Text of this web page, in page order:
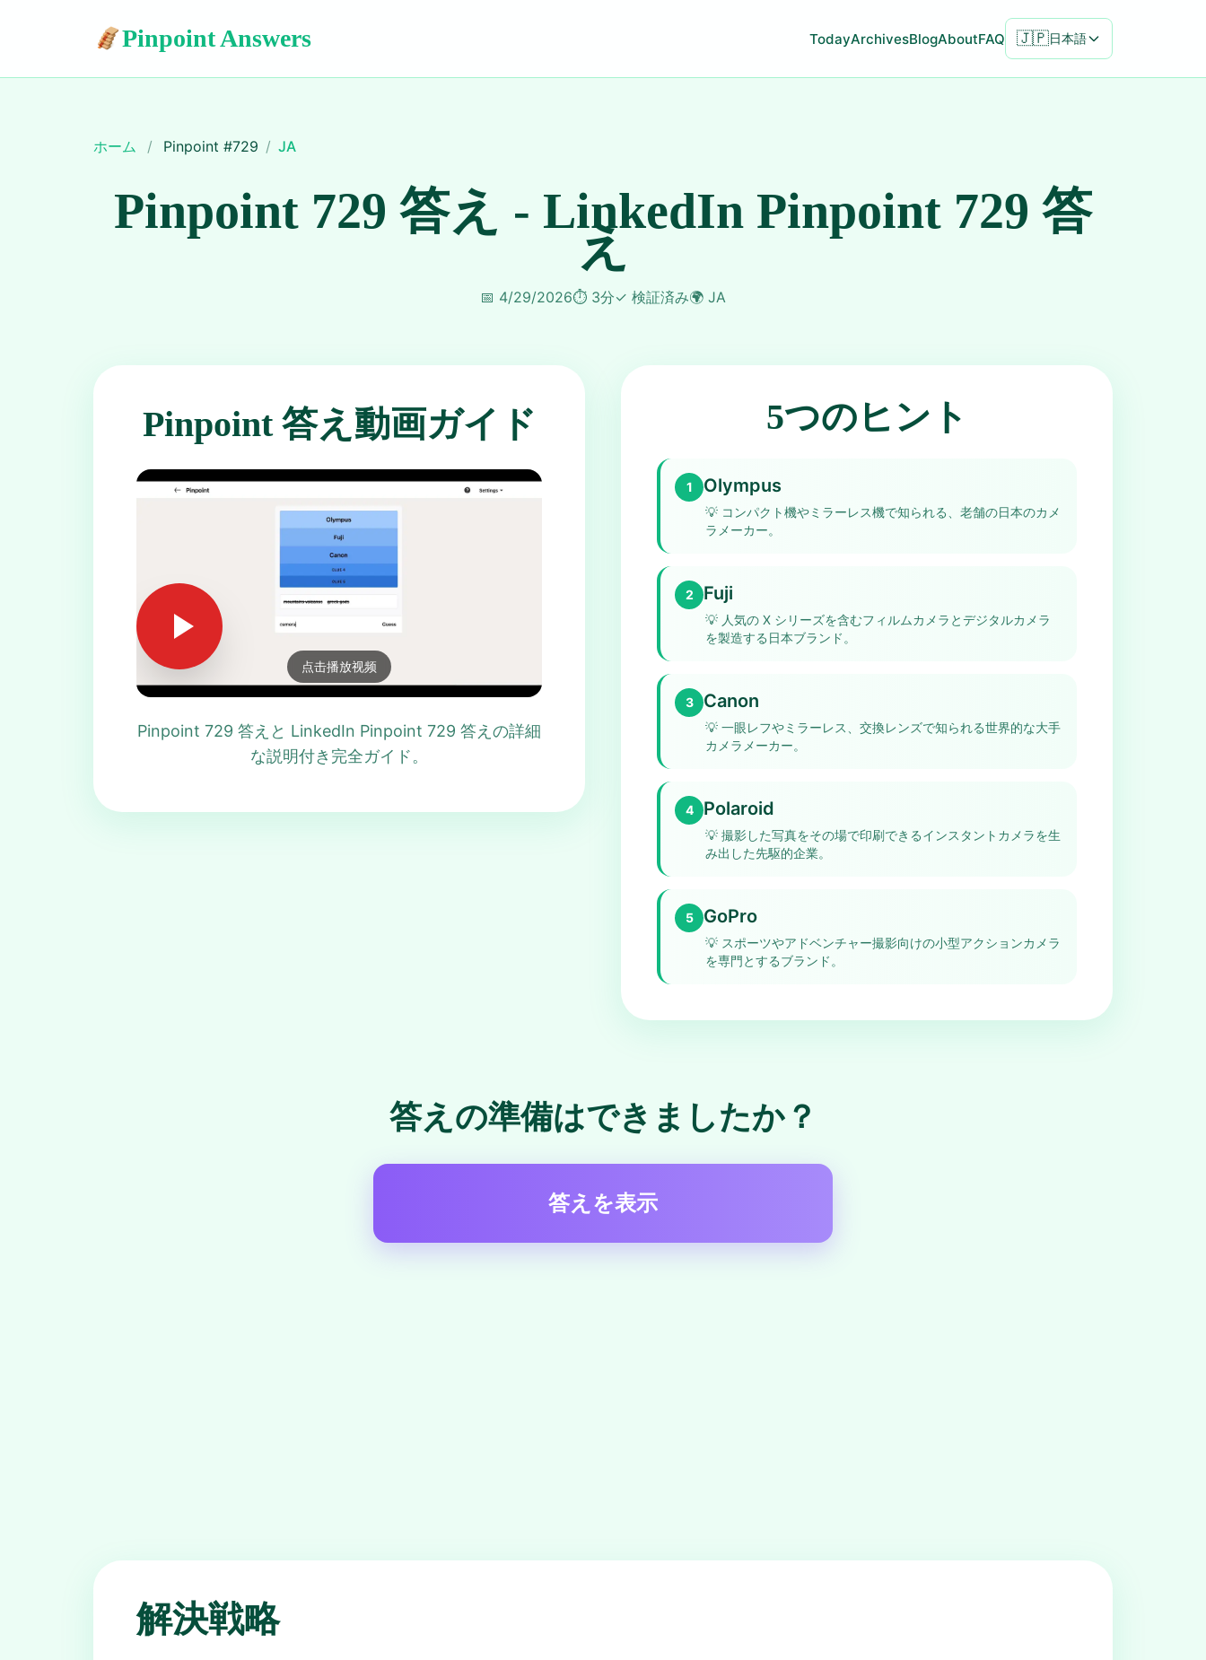
Pinpoint Answers TodayArchivesBlogAboutFAQ 🇯🇵日本語
ホーム / Pinpoint #729 / JA
Pinpoint 729 答え - LinkedIn Pinpoint 729 答
え
📅 4/29/2026⏱️ 3分✓ 検証済み🌍 JA
Pinpoint 答え動画ガイド
点击播放视频
Pinpoint 729 答えと LinkedIn Pinpoint 729 答えの詳細
な説明付き完全ガイド。
5つのヒント
1 Olympus
💡 コンパクト機やミラーレス機で知られる、老舗の日本のカメ
ラメーカー。
2 Fuji
💡 人気の X シリーズを含むフィルムカメラとデジタルカメラ
を製造する日本ブランド。
3 Canon
💡 一眼レフやミラーレス、交換レンズで知られる世界的な大手
カメラメーカー。
4 Polaroid
💡 撮影した写真をその場で印刷できるインスタントカメラを生
み出した先駆的企業。
5 GoPro
💡 スポーツやアドベンチャー撮影向けの小型アクションカメラ
を専門とするブランド。
答えの準備はできましたか？
答えを表示
解決戦略